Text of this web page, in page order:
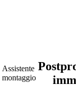
Assistente
montaggio